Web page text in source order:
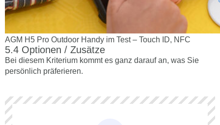
AGM H5 Pro Outdoor Handy im Test – Touch ID, NFC
Optionen / Zusätze
Bei diesem Kriterium kommt es ganz darauf an, was Sie
persönlich präferieren.